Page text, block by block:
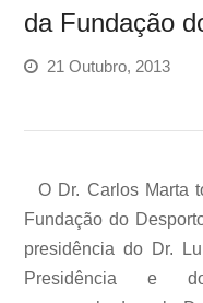
da Fundação
21 Outubro, 2013
O Dr. Carlos Marta
Fundação do
presidência do Dr.
Presidência e